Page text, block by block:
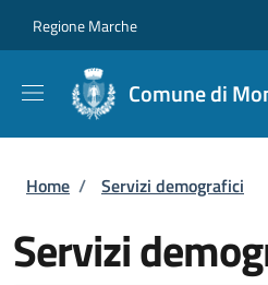
Regione Marche
Comune di
Briciole di pane
Home / Servizi demografici
Servizi